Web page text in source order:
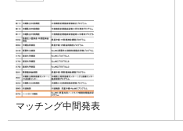
マッチング中間発表